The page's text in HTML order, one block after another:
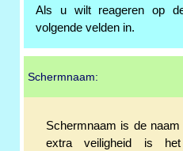
Als u wilt reageren op
volgende velden in.
Schermnaam:
Schermnaam is de
extra veiligheid is